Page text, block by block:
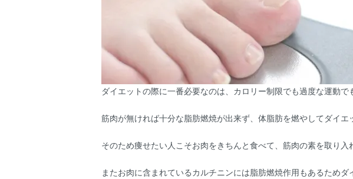
ダイエットの際に一番必要なのは、カロリー制限でも過度な運動で
筋肉が無ければ十分な脂肪燃焼が出来ず、体脂肪を燃やしてダイエ
そのため痩せたい人こそお肉をきちんと食べて、筋肉の素を取り入
またお肉に含まれているカルチニンには脂肪燃焼作用もあるためダ